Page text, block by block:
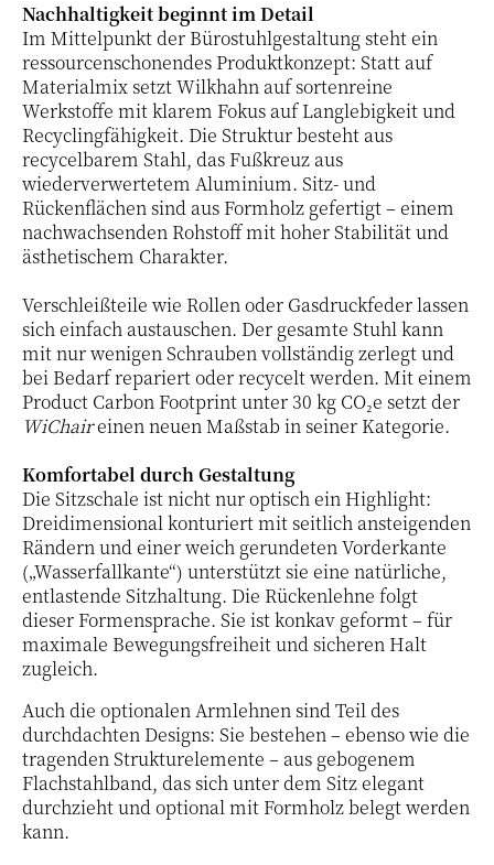
Nachhaltigkeit beginnt im Detail
Im Mittelpunkt der Bürostuhlgestaltung steht ein
ressourcenschonendes Produktkonzept: Statt auf
Materialmix setzt Wilkhahn auf sortenreine
Werkstoffe mit klarem Fokus auf Langlebigkeit und
Recyclingfähigkeit. Die Struktur besteht aus
recycelbarem Stahl, das Fußkreuz aus
wiederverwertetem Aluminium. Sitz- und
Rückenflächen sind aus Formholz gefertigt – einem
nachwachsenden Rohstoff mit hoher Stabilität und
ästhetischem Charakter.
Verschleißteile wie Rollen oder Gasdruckfeder lassen
sich einfach austauschen. Der gesamte Stuhl kann
mit nur wenigen Schrauben vollständig zerlegt und
bei Bedarf repariert oder recycelt werden. Mit einem
Product Carbon Footprint unter 30 kg CO₂e setzt der
WiChaireinen neuen Maßstab in seiner Kategorie.
Komfortabel durch Gestaltung
Die Sitzschale ist nicht nur optisch ein Highlight:
Dreidimensional konturiert mit seitlich ansteigenden
Rändern und einer weich gerundeten Vorderkante
(„Wasserfallkante“) unterstützt sie eine natürliche,
entlastende Sitzhaltung. Die Rückenlehne folgt
dieser Formensprache. Sie ist konkav geformt – für
maximale Bewegungsfreiheit und sicheren Halt
zugleich.
Auch die optionalen Armlehnen sind Teil des
durchdachten Designs: Sie bestehen – ebenso wie die
tragenden Strukturelemente – aus gebogenem
Flachstahlband, das sich unter dem Sitz elegant
durchzieht und optional mit Formholz belegt werden
kann.